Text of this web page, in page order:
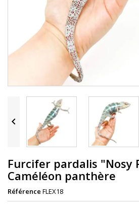

Furcifer pardalis "Nosy
Caméléon panthère
Référence FLEX18